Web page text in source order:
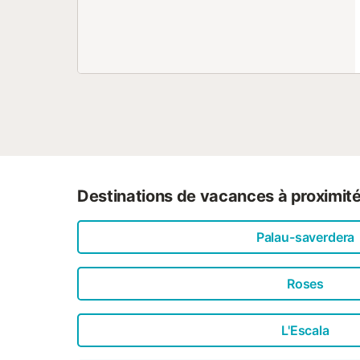
Destinations de vacances à
Palau-saverdera
Roses
L'Escala